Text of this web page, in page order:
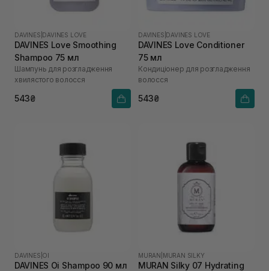
DAVINES DAVINES LOVE
DAVINES Love Smoothing
Shampoo 75 мл
Шампунь для розгладження
хвилястого волосся
543₴
DAVINES DAVINES LOVE
DAVINES Love Conditioner
75 мл
Кондиціонер для розгладження
волосся
543₴
DAVINES OI
DAVINES Oi Shampoo 90 мл
MURAN MURAN SILKY
MURAN Silky 07 Hydrating